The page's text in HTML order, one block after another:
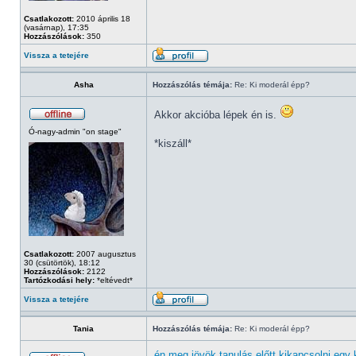
Csatlakozott: 2010 április 18
(vasárnap), 17:35
Hozzászólások: 350
Vissza a tetejére
Asha Hozzászólás témája: Re: Ki moderál épp?
Ó-nagy-admin "on stage"
Csatlakozott: 2007 augusztus
30 (csütörtök), 18:12
Hozzászólások: 2122
Tartózkodási hely: *eltévedt*
Akkor akcióba lépek én is.
*kiszáll*
Vissza a tetejére
Tania Hozzászólás témája: Re: Ki moderál épp?